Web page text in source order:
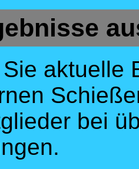
aktuelle
bei